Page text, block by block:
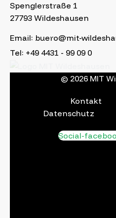
Spenglerstraße 1
27793 Wildeshausen
Email: buero@mit-
Tel: +49 4431 - 99 09 0
© 2026 MIT
Kontakt
Datenschutz
Social-